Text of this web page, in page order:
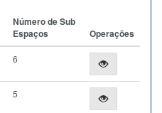
Número de Sub
Espaços
Operações
6
5